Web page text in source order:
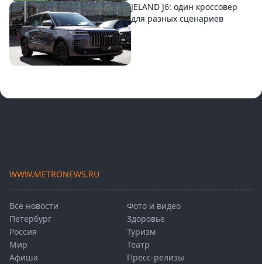
JELAND J6: один кроссовер
для разных сценариев
WWW.METRONEWS.RU
Все новости
Петербург
Россия
Мир
Афиша
Фото и видео
Здоровье
Туризм
Театр
Пресс-релизы